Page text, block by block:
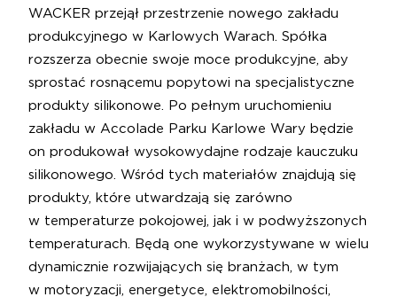
WACKER przejął przestrzenie nowego zakładu
produkcyjnego w Karlowych Warach. Spółka
rozszerza obecnie swoje moce produkcyjne, aby
sprostać rosnącemu popytowi na specjalistyczne
produkty silikonowe. Po pełnym uruchomieniu
zakładu w Accolade Parku Karlowe Wary będzie
on produkował wysokowydajne rodzaje kauczuku
silikonowego. Wśród tych materiałów znajdują się
produkty, które utwardzają się zarówno
w temperaturze pokojowej, jak i w podwyższonych
temperaturach. Będą one wykorzystywane w wielu
dynamicznie rozwijających się branżach, w tym
w motoryzacji, energetyce, elektromobilności,